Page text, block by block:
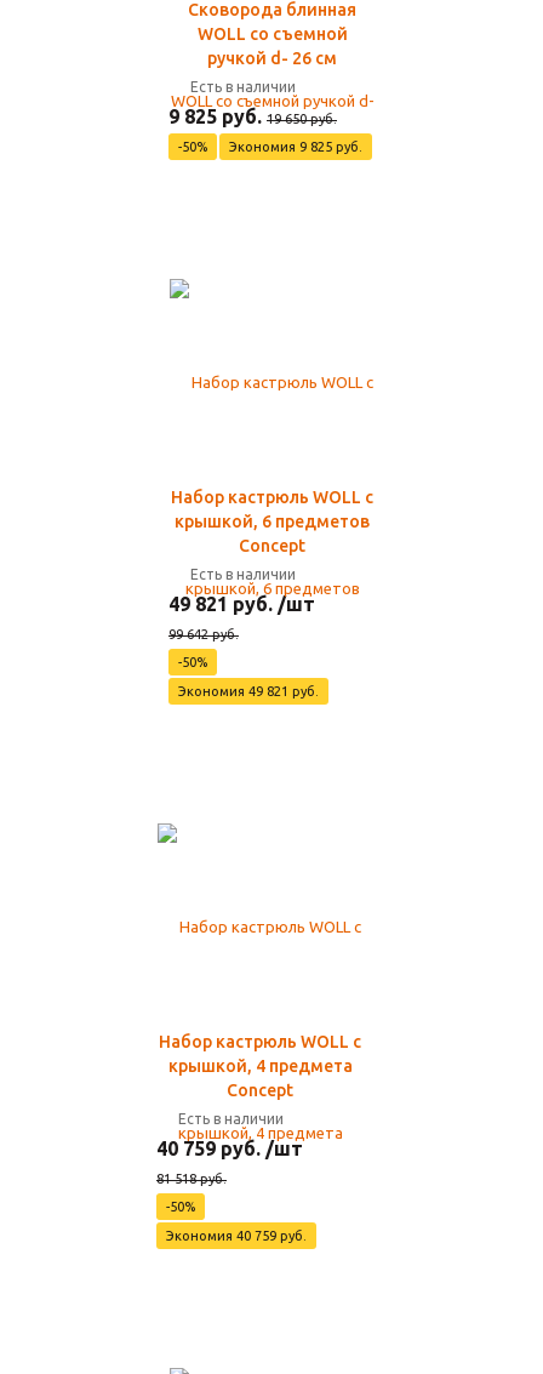
Сковорода блинная
WOLL со съемной
ручкой d- 26 см
Есть в наличии
9 825 руб. 19 650 руб.
-50%
Экономия 9 825 руб.
Набор кастрюль WOLL с
крышкой, 6 предметов
Concept
Есть в наличии
49 821 руб. /шт
99 642 руб.
-50%
Экономия 49 821 руб.
Набор кастрюль WOLL с
крышкой, 4 предмета
Concept
Есть в наличии
40 759 руб. /шт
81 518 руб.
-50%
Экономия 40 759 руб.